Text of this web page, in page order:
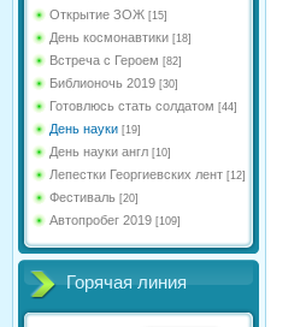
Открытие ЗОЖ [15]
День космонавтики [18]
Встреча с Героем [82]
Библионочь 2019 [30]
Готовлюсь стать солдатом [44]
День науки [19]
День науки англ [10]
Лепестки Георгиевских лент [12]
Фестиваль [20]
Автопробег 2019 [109]
Горячая линия